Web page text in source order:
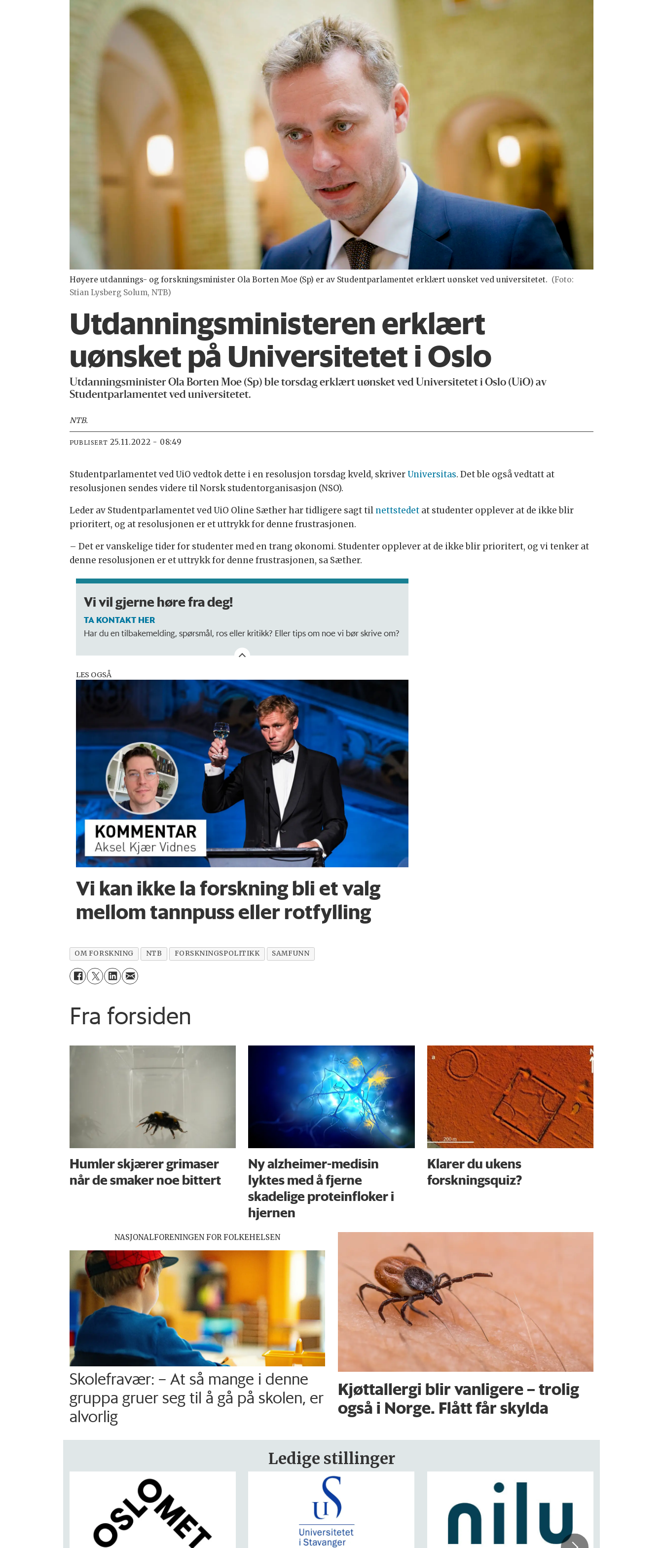
Høyere utdannings- og forskningsminister Ola Borten Moe (Sp) er av Studentparlamentet erklært uønsket ved universitetet. (Foto:
Stian Lysberg Solum, NTB)
Utdannings­ministeren erklært
uønsket på Universitetet i Oslo
Utdanningsminister Ola Borten Moe (Sp) ble torsdag erklært uønsket ved Universitetet i Oslo (UiO) av
Studentparlamentet ved universitetet.
NTB.
PUBLISERT 25.11.2022 - 08:49
Studentparlamentet ved UiO vedtok dette i en resolusjon torsdag kveld, skriverUniversitas. Det ble også vedtatt at
resolusjonen sendes videre til Norsk studentorganisasjon (NSO).
Leder av Studentparlamentet ved UiO Oline Sæther har tidligere sagt til nettstedet at studenter opplever at de ikke blir
prioritert, og at resolusjonen er et uttrykk for denne frustrasjonen.
– Det er vanskelige tider for studenter med en trang økonomi. Studenter opplever at de ikke blir prioritert, og vi tenker at
denne resolusjonen er et uttrykk for denne frustrasjonen, sa Sæther.
Vi vil gjerne høre fra deg!
TA KONTAKT HER
Har du en tilbakemelding, spørsmål, ros eller kritikk? Eller tips om noe vi bør skrive om?
LES OGSÅ
Vi kan ikke la forskning bli et valg
mellom tannpuss eller rotfylling
OM FORSKNING NTB FORSKNINGSPOLITIKK SAMFUNN
Fra forsiden
Humler skjærer grimaser
når de smaker noe bittert
Ny alzheimer-medisin
lyktes med å fjerne
skadelige proteinfloker i
hjernen
Klarer du ukens
forskningsquiz?
NASJONALFORENINGEN FOR FOLKEHELSEN
Skolefravær: – At så mange i denne
gruppa gruer seg til å gå på skolen, er
alvorlig
Kjøttallergi blir vanligere – trolig
også i Norge. Flått får skylda
Ledige stillinger